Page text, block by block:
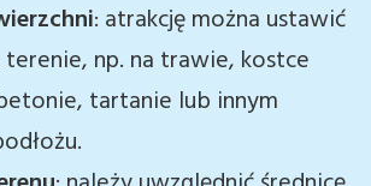
: atrakcję można ustawić
np. na trawie, kostce
tartanie lub innym